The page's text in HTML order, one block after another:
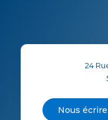
24
Nous écrire